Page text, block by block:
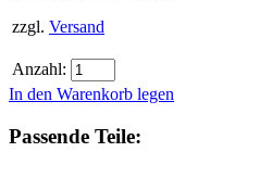
zzgl. Versand
Anzahl:
In den Warenkorb legen
Passende Teile: